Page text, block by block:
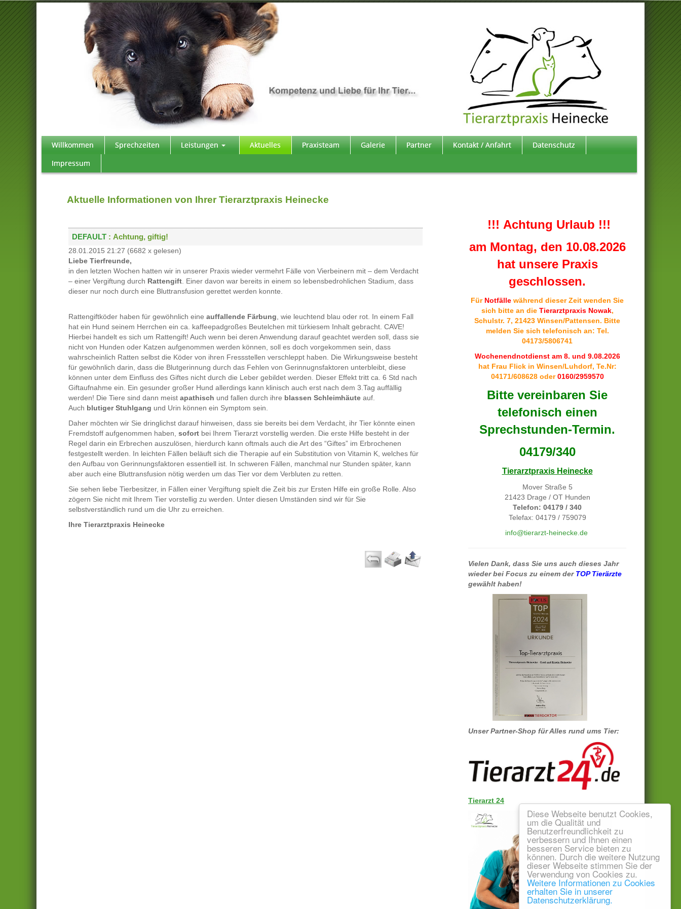
Diese Webseite benutzt Cookies,
um die Qualität und
Benutzerfreundlichkeit zu
verbessern und Ihnen einen
besseren Service bieten zu
können. Durch die weitere Nutzung
dieser Webseite stimmen Sie der
Verwendung von Cookies zu.
Weitere Informationen zu Cookies
erhalten Sie in unserer
Datenschutzerklärung.
Willkommen Sprechzeiten Leistungen Aktuelles Praxisteam Galerie Partner Kontakt / Anfahrt
Datenschutz
Impressum
Aktuelle Informationen von Ihrer Tierarztpraxis Heinecke
DEFAULT: Achtung, giftig!
28.01.2015 21:27 (6682 x gelesen)
Liebe Tierfreunde,
in den letzten Wochen hatten wir in unserer Praxis wieder vermehrt Fälle von Vierbeinern mit – dem Verdacht
– einer Vergiftung durch Rattengift. Einer davon war bereits in einem so lebensbedrohlichen Stadium, dass
dieser nur noch durch eine Bluttransfusion gerettet werden konnte.
Rattengiftköder haben für gewöhnlich eine auffallende Färbung, wie leuchtend blau oder rot. In einem Fall
hat ein Hund seinem Herrchen ein ca. kaffeepadgroßes Beutelchen mit türkiesem Inhalt gebracht. CAVE!
Hierbei handelt es sich um Rattengift! Auch wenn bei deren Anwendung darauf geachtet werden soll, dass sie
nicht von Hunden oder Katzen aufgenommen werden können, soll es doch vorgekommen sein, dass
wahrscheinlich Ratten selbst die Köder von ihren Fressstellen verschleppt haben. Die Wirkungsweise besteht
für gewöhnlich darin, dass die Blutgerinnung durch das Fehlen von Gerinnugnsfaktoren unterbleibt, diese
können unter dem Einfluss des Giftes nicht durch die Leber gebildet werden. Dieser Effekt tritt ca. 6 Std nach
Giftaufnahme ein. Ein gesunder großer Hund allerdings kann klinisch auch erst nach dem 3.Tag auffällig
werden! Die Tiere sind dann meist apathisch und fallen durch ihre blassen Schleimhäute auf.
Auch blutiger Stuhlgang und Urin können ein Symptom sein.
Daher möchten wir Sie dringlichst darauf hinweisen, dass sie bereits bei dem Verdacht, ihr Tier könnte einen
Fremdstoff aufgenommen haben, sofort bei Ihrem Tierarzt vorstellig werden. Die erste Hilfe besteht in der
Regel darin ein Erbrechen auszulösen, hierdurch kann oftmals auch die Art des “Giftes” im Erbrochenen
festgestellt werden. In leichten Fällen beläuft sich die Therapie auf ein Substitution von Vitamin K, welches für
den Aufbau von Gerinnungsfaktoren essentiell ist. In schweren Fällen, manchmal nur Stunden später, kann
aber auch eine Bluttransfusion nötig werden um das Tier vor dem Verbluten zu retten.
Sie sehen liebe Tierbesitzer, in Fällen einer Vergiftung spielt die Zeit bis zur Ersten Hilfe ein große Rolle. Also
zögern Sie nicht mit Ihrem Tier vorstellig zu werden. Unter diesen Umständen sind wir für Sie
selbstverständlich rund um die Uhr zu erreichen.
Ihre Tierarztpraxis Heinecke
!!! Achtung Urlaub !!!
am Montag, den 10.08.2026
hat unsere Praxis
geschlossen.
Für Notfälle während dieser Zeit wenden Sie
sich bitte an die Tierarztpraxis Nowak,
Schulstr. 7, 21423 Winsen/Pattensen. Bitte
melden Sie sich telefonisch an: Tel.
04173/5806741
Wochenendnotdienst am 8. und 9.08.2026
hat Frau Flick in Winsen/Luhdorf, Te.Nr:
04171/608628 oder0160/2959570
Bitte vereinbaren Sie
telefonisch einen
Sprechstunden-Termin.
04179/340
Tierarztpraxis Heinecke
Mover Straße 5
21423 Drage / OT Hunden
Telefon: 04179 / 340
Telefax: 04179 / 759079
info@tierarzt-heinecke.de
Vielen Dank, dass Sie uns auch dieses Jahr
wieder bei Focus zu einem der TOP Tierärzte
gewählt haben!
Unser Partner-Shop für Alles rund ums Tier:
Tierarzt 24